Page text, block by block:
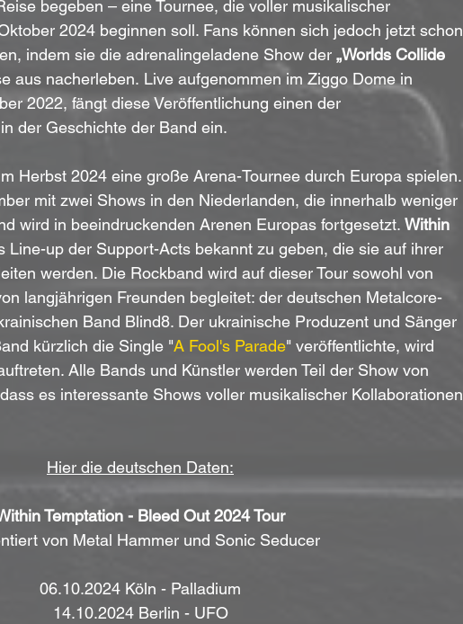
begeben – eine Tournee, die voller musikalischer
2024 beginnen soll. Fans können sich jedoch jetzt schon
indem sie die adrenalingeladene Show der „Worlds Collide
aus nacherleben. Live aufgenommen im Ziggo Dome in
2022, fängt diese Veröffentlichung einen der
der Geschichte der Band ein.
Herbst 2024 eine große Arena-Tournee durch Europa spielen.
mit zwei Shows in den Niederlanden, die innerhalb weniger
wird in beeindruckenden Arenen Europas fortgesetzt. Within
Line-up der Support-Acts bekannt zu geben, die sie auf ihrer
werden. Die Rockband wird auf dieser Tour sowohl von
langjährigen Freunden begleitet: der deutschen Metalcore-
Band Blind8. Der ukrainische Produzent und Sänger
kürzlich die Single "A Fool's Parade" veröffentlichte, wird
Alle Bands und Künstler werden Teil der Show von
es interessante Shows voller musikalischer Kollaborationen
Hier die deutschen Daten:
Temptation - Bleed Out 2024 Tour
von Metal Hammer und Sonic Seducer
06.10.2024 Köln - Palladium
14.10.2024 Berlin - UFO